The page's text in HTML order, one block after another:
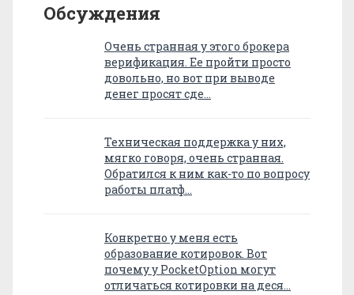
Обсуждения
Очень странная у этого брокера
верификация. Ее пройти просто
довольно, но вот при выводе
денег просят сде…
Техническая поддержка у них,
мягко говоря, очень странная.
Обратился к ним как-то по вопросу
работы платф…
Конкретно у меня есть
образование котировок. Вот
почему у PocketOption могут
отличаться котировки на деся…